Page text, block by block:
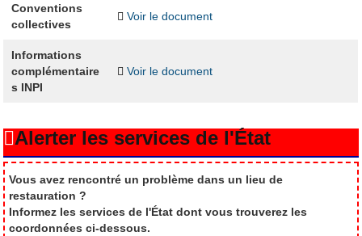
Conventions
collectives
Voir le document
Informations
complémentaire
s INPI
Voir le document
Alerter les services de l'État
Vous avez rencontré un problème dans un lieu de
restauration ?
Informez les services de l'État dont vous trouverez les
coordonnées ci-dessous.